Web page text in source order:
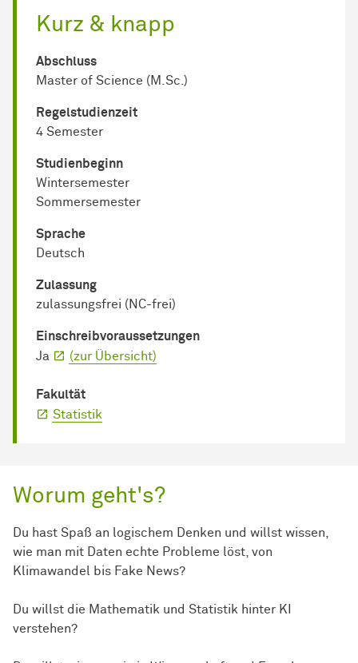
Kurz & knapp
Abschluss
Master of Science (M.Sc.)
Regel­studienzeit
4 Semester
Studienbeginn
Wintersemester
Sommersemester
Sprache
Deutsch
Zulassung
zulassungsfrei (NC-frei)
Einschreib­voraussetzungen
Ja
(zur Übersicht)
Fakultät
Statistik
Worum geht's?
Du hast Spaß an logischem Denken und willst wissen,
wie man mit Daten echte Probleme löst, von
Klimawandel bis Fake News?
Du willst die Mathematik und Statistik hinter KI
verstehen?